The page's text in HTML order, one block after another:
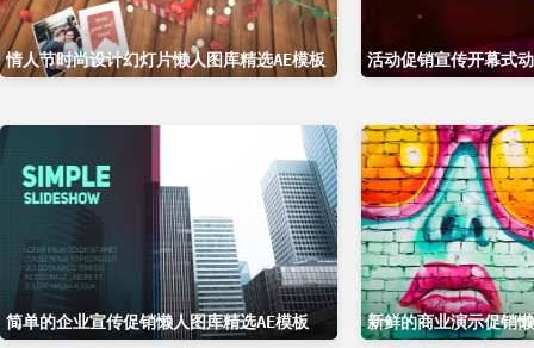
情人节时尚设计幻灯片懒人图库精选AE模板
简单的企业宣传促销懒人图库精选AE模板 新鲜的商业演示促销